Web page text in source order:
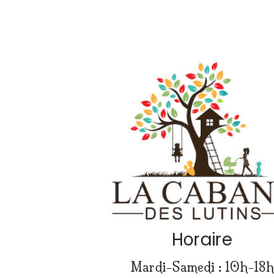
Horaire
Mardi-Samedi : 10h-18h